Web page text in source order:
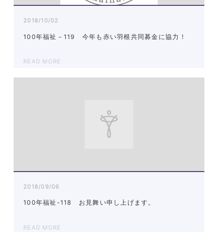
2018/10/02
100年福祉－119 今年も赤い羽根共同募金に協力！
READ MORE
2018/09/06
100年福祉-118 お見舞い申し上げます。
READ MORE